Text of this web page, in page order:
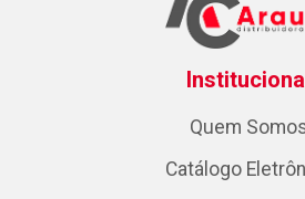
Quem
Catálogo